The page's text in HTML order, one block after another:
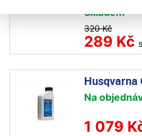
Skladem
320 Kč
289 Kč
Husqvarna
Na
1 079